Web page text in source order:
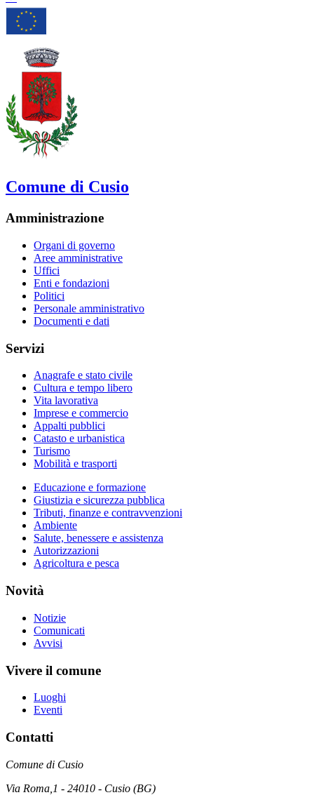
Comune di Cusio
Amministrazione
Organi di governo
Aree amministrative
Uffici
Enti e fondazioni
Politici
Personale amministrativo
Documenti e dati
Servizi
Anagrafe e stato civile
Cultura e tempo libero
Vita lavorativa
Imprese e commercio
Appalti pubblici
Catasto e urbanistica
Turismo
Mobilità e trasporti
Educazione e formazione
Giustizia e sicurezza pubblica
Tributi, finanze e contravvenzioni
Ambiente
Salute, benessere e assistenza
Autorizzazioni
Agricoltura e pesca
Novità
Notizie
Comunicati
Avvisi
Vivere il comune
Luoghi
Eventi
Contatti
Comune di Cusio
Via Roma,1 - 24010 - Cusio (BG)